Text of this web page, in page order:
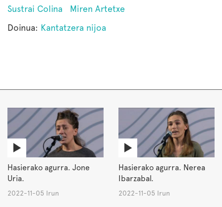
Sustrai Colina
Miren Artetxe
Doinua: Kantatzera nijoa
Hasierako agurra. Jone
Uria.
2022-11-05 Irun
Hasierako agurra. Nerea
Ibarzabal.
2022-11-05 Irun